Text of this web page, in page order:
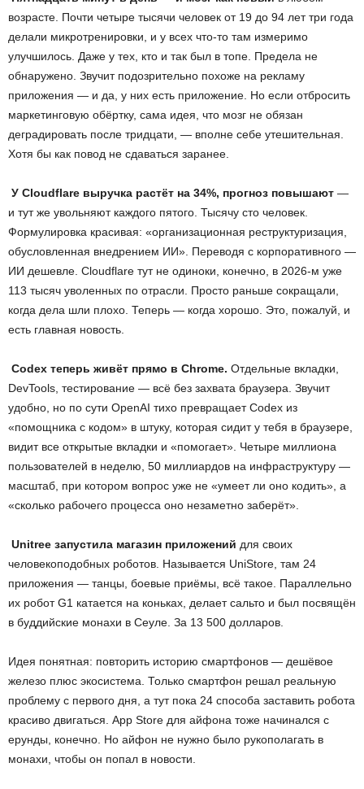
возрасте. Почти четыре тысячи человек от 19 до 94 лет три года
делали микротренировки, и у всех что-то там измеримо
улучшилось. Даже у тех, кто и так был в топе. Предела не
обнаружено. Звучит подозрительно похоже на рекламу
приложения — и да, у них есть приложение. Но если отбросить
маркетинговую обёртку, сама идея, что мозг не обязан
деградировать после тридцати, — вполне себе утешительная.
Хотя бы как повод не сдаваться заранее.
У Cloudflare выручка растёт на 34%, прогноз повышают —
и тут же увольняют каждого пятого. Тысячу сто человек.
Формулировка красивая: «организационная реструктуризация,
обусловленная внедрением ИИ». Переводя с корпоративного —
ИИ дешевле. Cloudflare тут не одиноки, конечно, в 2026-м уже
113 тысяч уволенных по отрасли. Просто раньше сокращали,
когда дела шли плохо. Теперь — когда хорошо. Это, пожалуй, и
есть главная новость.
Codex теперь живёт прямо в Chrome. Отдельные вкладки,
DevTools, тестирование — всё без захвата браузера. Звучит
удобно, но по сути OpenAI тихо превращает Codex из
«помощника с кодом» в штуку, которая сидит у тебя в браузере,
видит все открытые вкладки и «помогает». Четыре миллиона
пользователей в неделю, 50 миллиардов на инфраструктуру —
масштаб, при котором вопрос уже не «умеет ли оно кодить», а
«сколько рабочего процесса оно незаметно заберёт».
Unitree запустила магазин приложений для своих
человекоподобных роботов. Называется UniStore, там 24
приложения — танцы, боевые приёмы, всё такое. Параллельно
их робот G1 катается на коньках, делает сальто и был посвящён
в буддийские монахи в Сеуле. За 13 500 долларов.
Идея понятная: повторить историю смартфонов — дешёвое
железо плюс экосистема. Только смартфон решал реальную
проблему с первого дня, а тут пока 24 способа заставить робота
красиво двигаться. App Store для айфона тоже начинался с
ерунды, конечно. Но айфон не нужно было рукополагать в
монахи, чтобы он попал в новости.